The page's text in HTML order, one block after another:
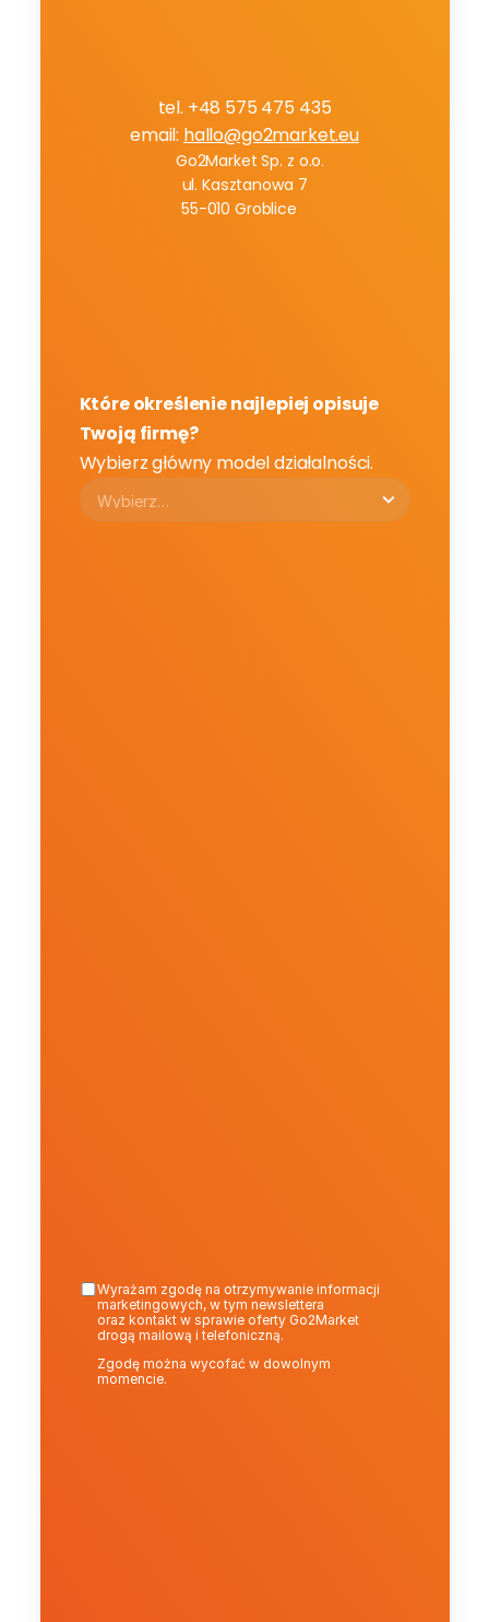
p r ocesów
tel. +48 575 475 435
email: hallo@go2market.eu
Go2Market Sp. z o.o.
ul. Kasztanowa 7
55-010 Groblice
Które określenie najlepiej opisuje
Twoją firmę?
Wybierz główny model działalności.
Wyrażam zgodę na otrzymywanie informacji
marketingowych, w tym newslettera
oraz kontakt w sprawie oferty Go2Market
drogą mailową i telefoniczną.
Zgodę można wycofać w dowolnym
momencie.